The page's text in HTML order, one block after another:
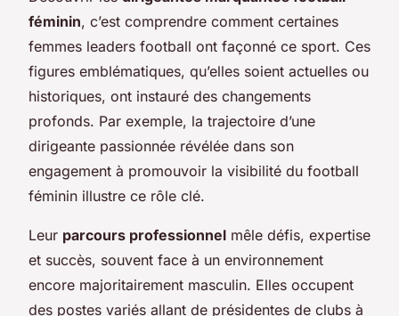
féminin, c’est comprendre comment certaines
femmes leaders football ont façonné ce sport. Ces
figures emblématiques, qu’elles soient actuelles ou
historiques, ont instauré des changements
profonds. Par exemple, la trajectoire d’une
dirigeante passionnée révélée dans son
engagement à promouvoir la visibilité du football
féminin illustre ce rôle clé.
Leur parcours professionnel mêle défis, expertise
et succès, souvent face à un environnement
encore majoritairement masculin. Elles occupent
des postes variés allant de présidentes de clubs à